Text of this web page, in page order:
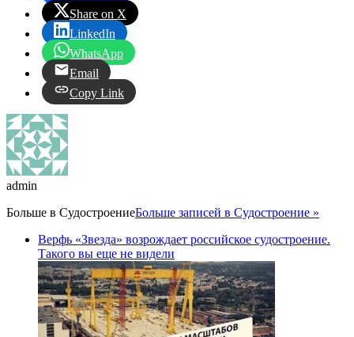
Share on X
LinkedIn
WhatsApp
Email
Copy Link
admin
Больше в СудостроениеБольше записей в Судостроение »
Верфь «Звезда» возрождает российское судостроение.
Такого вы еще не видели